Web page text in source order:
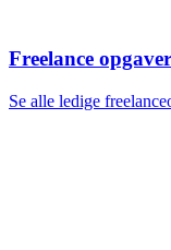
Freelance opgaver
Se alle ledige